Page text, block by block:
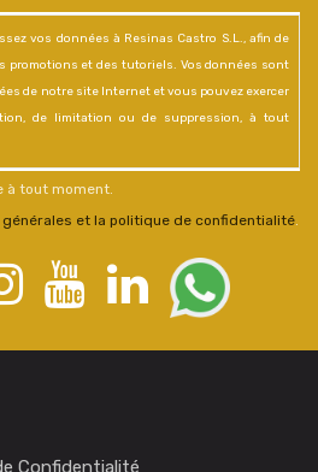
vos données à Resinas Castro S.L., afin de
promotions et des tutoriels. Vos données sont
de notre site Internet et vous pouvez exercer
de limitation ou de suppression, à tout
à tout moment.
et la politique de confidentialité.
Confidentialité